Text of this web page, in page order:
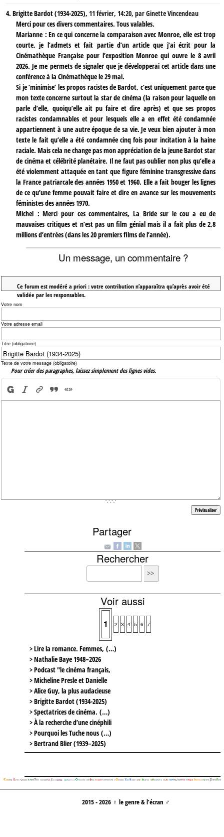
4. Brigitte Bardot (1934-2025),11 février, 14:20,parGinette Vincendeau
Merci pour ces divers commentaires. Tous valables.
Marianne : En ce qui concerne la comparaison avec Monroe, elle est trop
courte, je l’admets et fait partie d’un article que j’ai écrit pour la
Cinémathèque Française pour l’exposition Monroe qui ouvre le 8 avril
2026. Je me permets de signaler que je développerai cet article dans une
conférence à la Cinémathèque le 29 mai.
Si je ’minimise’ les propos racistes de Bardot, c’est uniquement parce que
mon texte concerne surtout la star de cinéma (la raison pour laquelle on
parle d’elle, quoiqu’elle ait pu faire et dire après) et que ses propos
racistes condamnables et pour lesquels elle a en effet été condamnée
appartiennent à une autre époque de sa vie. Je veux bien ajouter à mon
texte le fait qu’elle a été condamnée cinq fois pour incitation à la haine
raciale. Mais cela ne change pas mon appréciation de la jeune Bardot star
de cinéma et célébrité planétaire. Il ne faut pas oublier non plus qu’elle a
été violemment attaquée en tant que figure féminine transgressive dans
la France patriarcale des années 1950 et 1960. Elle a fait bouger les lignes
de ce qu’une femme pouvait faire et dire en avance sur les mouvements
féministes des années 1970.
Michel : Merci pour ces commentaires, La Bride sur le cou a eu de
mauvaises critiques et n’est pas un film génial mais il a fait plus de 2,8
millions d’entrées (dans les 20 premiers films de l’année).
Un message, un commentaire ?
Ce forum est modéré a priori : votre contribution n’apparaîtra qu’après avoir été
validée par les responsables.
Votre nom
Votre adresse email
Titre (obligatoire)
Texte de votre message (obligatoire)
Pour créer des paragraphes, laissez simplement des lignes vides.
Partager
Rechercher
Voir aussi
1 2 3 4 5 6 7
> Lire la romance. Femmes, (…)
> Nathalie Baye 1948–2026
> Podcast "le cinéma français,
> Micheline Presle et Danielle
> Alice Guy, la plus audacieuse
> Brigitte Bardot (1934-2025)
> Spectatrices de cinéma. (…)
> À la recherche d’une cinéphili
> Pourquoi les Tuche nous (…)
> Bertrand Blier (1939–2025)
2015 - 2026 ♀ le genre & l’écran ♂